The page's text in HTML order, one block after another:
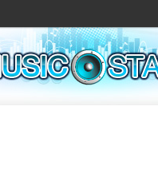
ข่าวด่วน
ละคร